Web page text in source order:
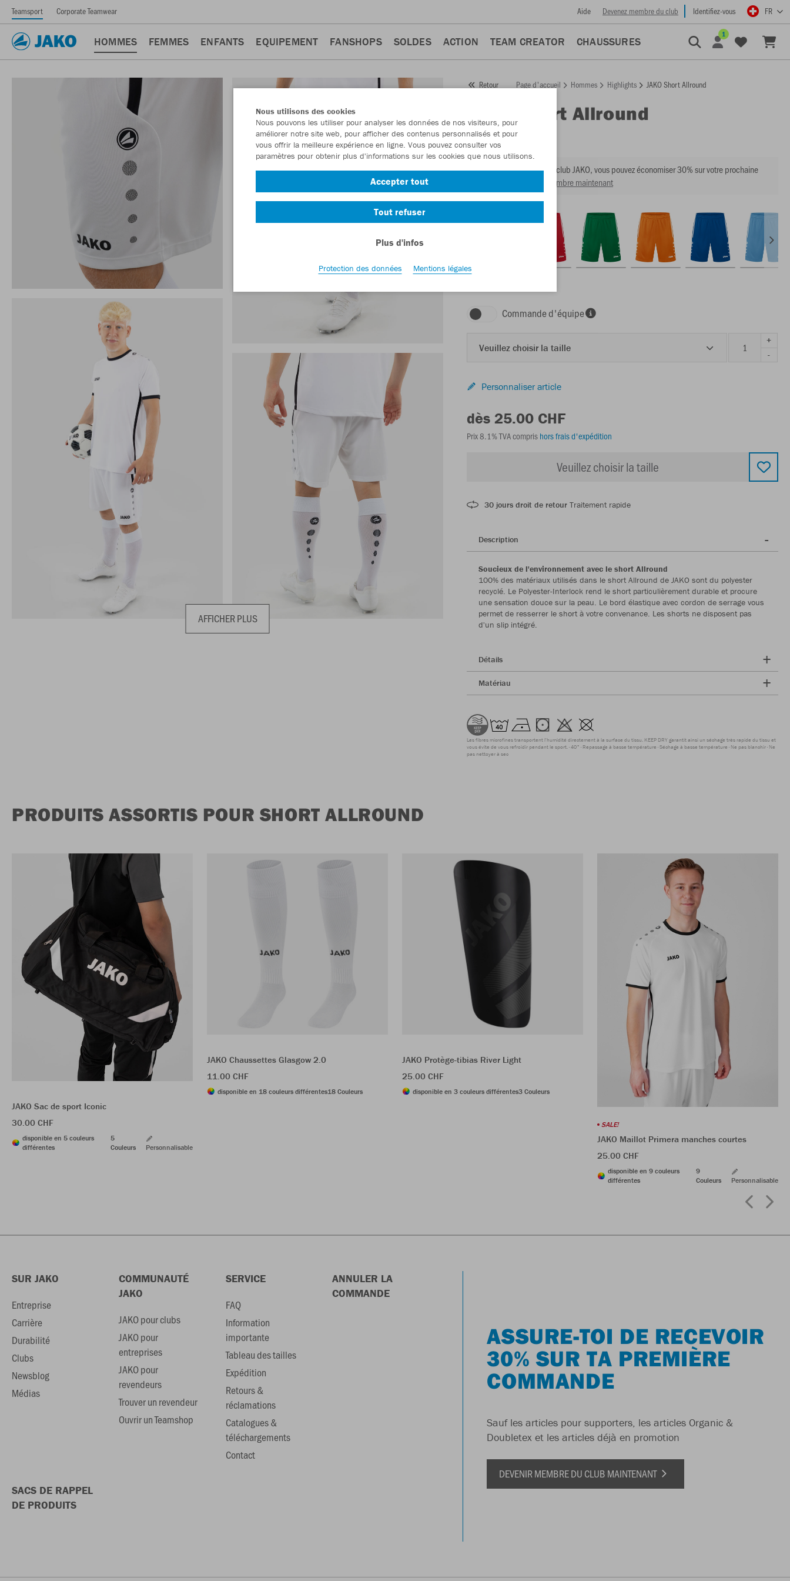
Teamsport Corporate Teamwear Aide Devenez membre du club Identifiez-vous FR
HOMMES FEMMES ENFANTS EQUIPEMENT FANSHOPS SOLDES ACTION TEAM CREATOR CHAUSSURES
1
AFFICHER PLUS
Retour Page d'accueil Hommes Highlights JAKO Short Allround
Short Allround
Numéro d’article:
En tant que membre du club JAKO, vous pouvez économiser 30% sur votre prochaine
Devenir membre maintenant
Commande d'équipe
Veuillez choisir la taille
+
-
Personnaliser article
dès 25.00 CHF
Prix 8.1% TVA compris hors frais d'expédition
Veuillez choisir la taille
30 jours droit de retour Traitement rapide
Description
Soucieux de l'environnement avec le short Allround
100% des matériaux utilisés dans le short Allround de JAKO sont du polyester
recyclé. Le Polyester-Interlock rend le short particulièrement durable et procure
une sensation douce sur la peau. Le bord élastique avec cordon de serrage vous
permet de resserrer le short à votre convenance. Les shorts ne disposent pas
d'un slip intégré.
Détails
Matériau
Les fibres microfines transportent l'humidité directement à la surface du tissu. KEEP DRY garantit ainsi un séchage très rapide du tissu et
vous évite de vous refroidir pendant le sport. 40° Repassage à basse température Séchage à basse température Ne pas blanchir Ne
pas nettoyer à sec
PRODUITS ASSORTIS POUR SHORT ALLROUND
JAKO Sac de sport Iconic
30.00 CHF
disponible en 5 couleurs
différentes
5
Couleurs
Personnalisable
JAKO Chaussettes Glasgow 2.0
11.00 CHF
disponible en 18 couleurs différentes18 Couleurs
JAKO Protège-tibias River Light
25.00 CHF
disponible en 3 couleurs différentes3 Couleurs
SALE!
JAKO Maillot Primera manches courtes
25.00 CHF
disponible en 9 couleurs
différentes
9
Couleurs
Personnalisable
SUR JAKO
Entreprise
Carrière
Durabilité
Clubs
Newsblog
Médias
COMMUNAUTÉ
JAKO
JAKO pour clubs
JAKO pour
entreprises
JAKO pour
revendeurs
Trouver un revendeur
Ouvrir un Teamshop
SERVICE
FAQ
Information
importante
Tableau des tailles
Expédition
Retours &
réclamations
Catalogues &
téléchargements
Contact
ANNULER LA
COMMANDE
SACS DE RAPPEL
DE PRODUITS
ASSURE-TOI DE RECEVOIR
30% SUR TA PREMIÈRE
COMMANDE
Sauf les articles pour supporters, les articles Organic &
Doubletex et les articles déjà en promotion
DEVENIR MEMBRE DU CLUB MAINTENANT
Nous utilisons des cookies
Nous pouvons les utiliser pour analyser les données de nos visiteurs, pour
améliorer notre site web, pour afficher des contenus personnalisés et pour
vous offrir la meilleure expérience en ligne. Vous pouvez consulter vos
paramètres pour obtenir plus d'informations sur les cookies que nous utilisons.
Accepter tout
Tout refuser
Plus d'infos
Protection des données Mentions légales